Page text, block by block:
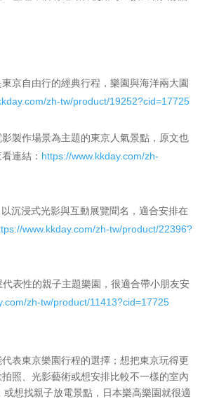
京自由行的經典行程，樂園與海洋兩大園
zh-tw/product/19252?cid=17725
製作場景為主題的東京人氣景點，原文也
連結： https://www.kkday.com/zh-
沉浸式光影與互動展覽聞名，適合安排在
www.kkday.com/zh-tw/product/22396?
表性的親子主題樂園，很適合帶小朋友安
zh-tw/product/11413?cid=17725
表東京樂園行程的選擇；想把東京玩得更
照、光影藝術或想安排比較不一樣的室內
想找親子放電景點，日本樂高樂園就很適